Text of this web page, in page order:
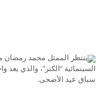
ينتظر الممثل محمد رمضان
السينمائية “الكنز”، والذي
سباق عيد الأضحى.